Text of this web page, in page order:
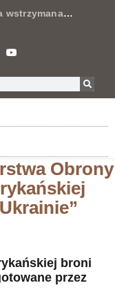
…
Obrony
broni
przez